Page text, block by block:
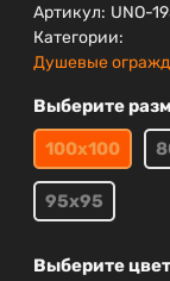
Артикул: UNO-
Категории:
Душевые
Выберите
100х100
95х95
Выберите цвет